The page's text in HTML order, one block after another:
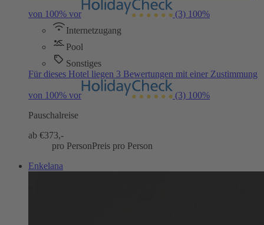
von 100% vor (3) 100%
Internetzugang
Pool
Sonstiges
Für dieses Hotel liegen 3 Bewertungen mit einer Zustimmung
von 100% vor (3) 100%
Pauschalreise
ab €373,-
pro PersonPreis pro Person
Enkelana